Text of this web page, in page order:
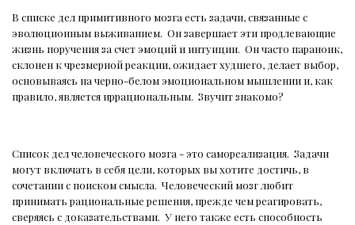
В списке дел примитивного мозга есть задачи, связанные с
эволюционным выживанием. Он завершает эти продлевающие
жизнь поручения за счет эмоций и интуиции. Он часто параноик,
склонен к чрезмерной реакции, ожидает худшего, делает выбор,
основываясь на черно-белом эмоциональном мышлении и, как
правило, является иррациональным. Звучит знакомо?
Список дел человеческого мозга - это самореализация. Задачи
могут включать в себя цели, которых вы хотите достичь, в
сочетании с поиском смысла. Человеческий мозг любит
принимать рациональные решения, прежде чем реагировать,
сверяясь с доказательствами. У него также есть способность